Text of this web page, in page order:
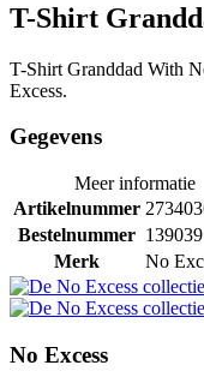
T-Shirt
T-Shirt Granddad With
Excess.
Gegevens
Meer informatie
Artikelnummer
Bestelnummer 139039
Merk
No
No Excess